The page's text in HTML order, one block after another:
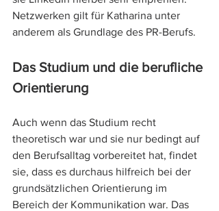
Netzwerken gilt für Katharina unter
anderem als Grundlage des PR-Berufs.
Das Studium und die berufliche
Orientierung
Auch wenn das Studium recht
theoretisch war und sie nur bedingt auf
den Berufsalltag vorbereitet hat, findet
sie, dass es durchaus hilfreich bei der
grundsätzlichen Orientierung im
Bereich der Kommunikation war. Das